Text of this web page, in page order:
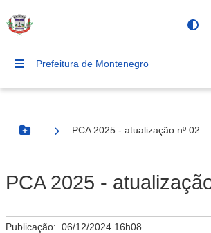
Prefeitura de Montenegro
Botão Menu
PCA 2025 - atualização nº 02
PCA 2025 -
Publicação: 06/12/2024 16h08